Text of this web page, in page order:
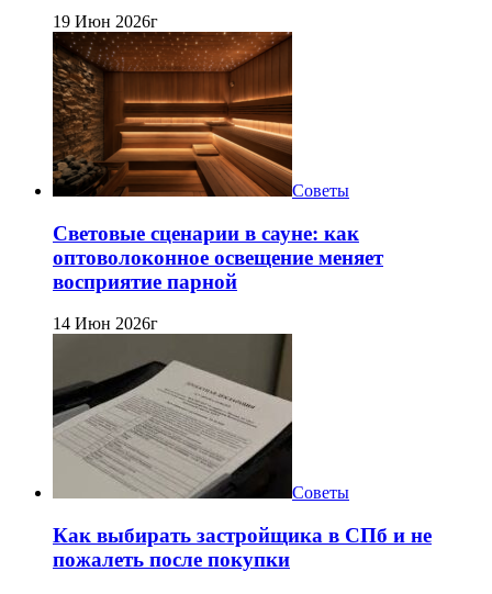
19 Июн 2026г
Советы
Световые сценарии в сауне: как
оптоволоконное освещение меняет
восприятие парной
14 Июн 2026г
Советы
Как выбирать застройщика в СПб и не
пожалеть после покупки